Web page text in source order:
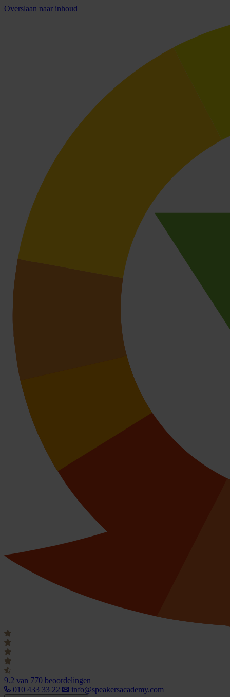
Overslaan naar inhoud
9.2 van 770 beoordelingen
010 433 33 22
info@speakersacademy.com